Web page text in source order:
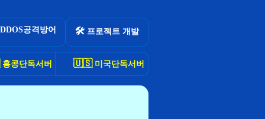
공격방어 🛠 프로젝트 개발
홍콩단독서버 🇺🇸미국단독서버